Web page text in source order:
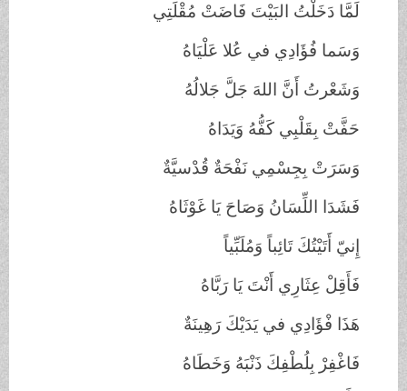
لَمَّا دَخَلْتُ البَيْتَ فَاضَتْ مُقْلَتِي
وَسَما فُؤَادِي في عُلا عَلْيَاهُ
وَشَعْرتُ أَنَّ اللهَ جَلَّ جَلالُهُ
حَفَّتْ بِقَلْبِي كَفُّهُ وَيَدَاهُ
وَسَرَتْ بِجِسْمِي نَفْحَةٌ قُدْسيَّةٌ
فَشَدَا اللِّسَانُ وَصَاحَ يَا غَوْثَاهُ
إِنيّ أَتَيْتُكَ تَائِباً وَمُلَبِّياً
فَأَقِلْ عِثَارِي أَنْتَ يَا رَبَّاهُ
هَذَا فْؤَادِي في يَدَيْكَ رَهِينَةٌ
فَاغْفِرْ بِلُطْفِكَ ذَنْبَهُ وَخَطَاهُ